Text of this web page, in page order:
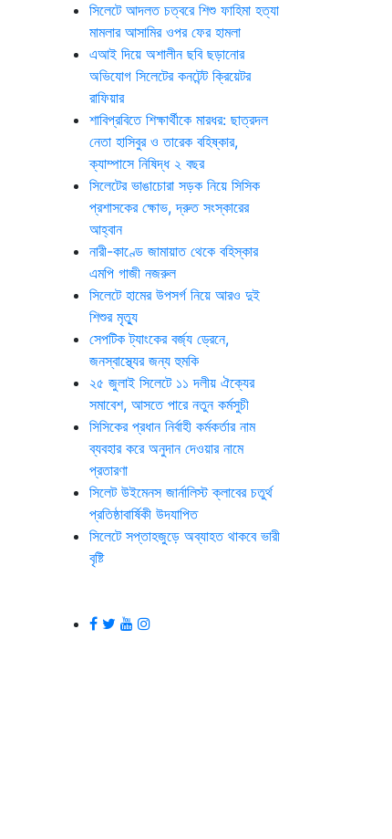
সিলেটে আদলত চত্বরে শিশু ফাহিমা হত্যা
মামলার আসামির ওপর ফের হামলা
এআই দিয়ে অশালীন ছবি ছড়ানোর
অভিযোগ সিলেটের কনটেন্ট ক্রিয়েটর
রাফিয়ার
শাবিপ্রবিতে শিক্ষার্থীকে মারধর: ছাত্রদল
নেতা হাসিবুর ও তারেক বহিষ্কার,
ক্যাম্পাসে নিষিদ্ধ ২ বছর
সিলেটের ভাঙাচোরা সড়ক নিয়ে সিসিক
প্রশাসকের ক্ষোভ, দ্রুত সংস্কারের
আহ্বান
নারী-কাণ্ডে জামায়াত থেকে বহিস্কার
এমপি গাজী নজরুল
সিলেটে হামের উপসর্গ নিয়ে আরও দুই
শিশুর মৃত্যু
সেপটিক ট্যাংকের বর্জ্য ড্রেনে,
জনস্বাস্থ্যের জন্য হুমকি
২৫ জুলাই সিলেটে ১১ দলীয় ঐক্যের
সমাবেশ, আসতে পারে নতুন কর্মসুচী
সিসিকের প্রধান নির্বাহী কর্মকর্তার নাম
ব্যবহার করে অনুদান দেওয়ার নামে
প্রতারণা
সিলেট উইমেনস জার্নালিস্ট ক্লাবের চতুর্থ
প্রতিষ্ঠাবার্ষিকী উদযাপিত
সিলেটে সপ্তাহজুড়ে অব্যাহত থাকবে ভারী
বৃষ্টি